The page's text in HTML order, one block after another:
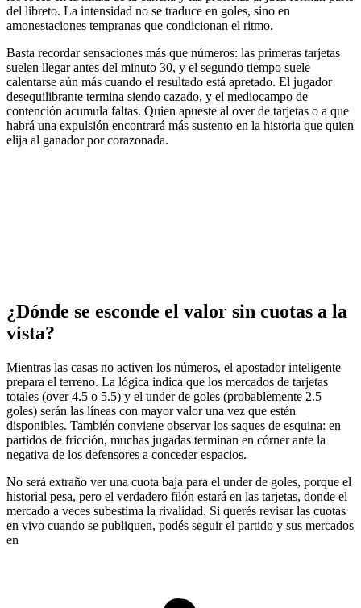
del libreto. La intensidad no se traduce en goles, sino en
amonestaciones tempranas que condicionan el ritmo.
Basta recordar sensaciones más que números: las primeras tarjetas
suelen llegar antes del minuto 30, y el segundo tiempo suele
calentarse aún más cuando el resultado está apretado. El jugador
desequilibrante termina siendo cazado, y el mediocampo de
contención acumula faltas. Quien apueste al over de tarjetas o a que
habrá una expulsión encontrará más sustento en la historia que quien
elija al ganador por corazonada.
¿Dónde se esconde el valor sin cuotas a la
vista?
Mientras las casas no activen los números, el apostador inteligente
prepara el terreno. La lógica indica que los mercados de tarjetas
totales (over 4.5 o 5.5) y el under de goles (probablemente 2.5
goles) serán las líneas con mayor valor una vez que estén
disponibles. También conviene observar los saques de esquina: en
partidos de fricción, muchas jugadas terminan en córner ante la
negativa de los defensores a conceder espacios.
No será extraño ver una cuota baja para el under de goles, porque el
historial pesa, pero el verdadero filón estará en las tarjetas, donde el
mercado a veces subestima la rivalidad. Si querés revisar las cuotas
en vivo cuando se publiquen, podés seguir el partido y sus mercados
en